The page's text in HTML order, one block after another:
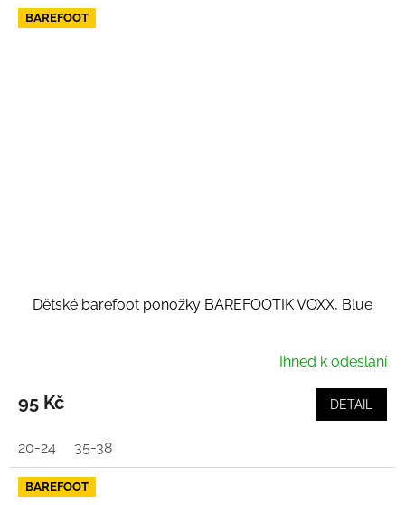
BAREFOOT
Dětské barefoot ponožky BAREFOOTIK VOXX, Blue
Ihned k odeslání
95 Kč DETAIL
20-24 35-38
BAREFOOT